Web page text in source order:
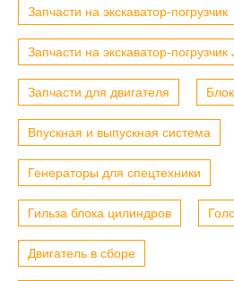
Запчасти на экскаватор-погрузчик
Запчасти на экскаватор-погрузчик
Запчасти для двигателя
Впускная и выпускная система
Генераторы для спецтехники
Гильза блока цилиндров
Двигатель в сборе